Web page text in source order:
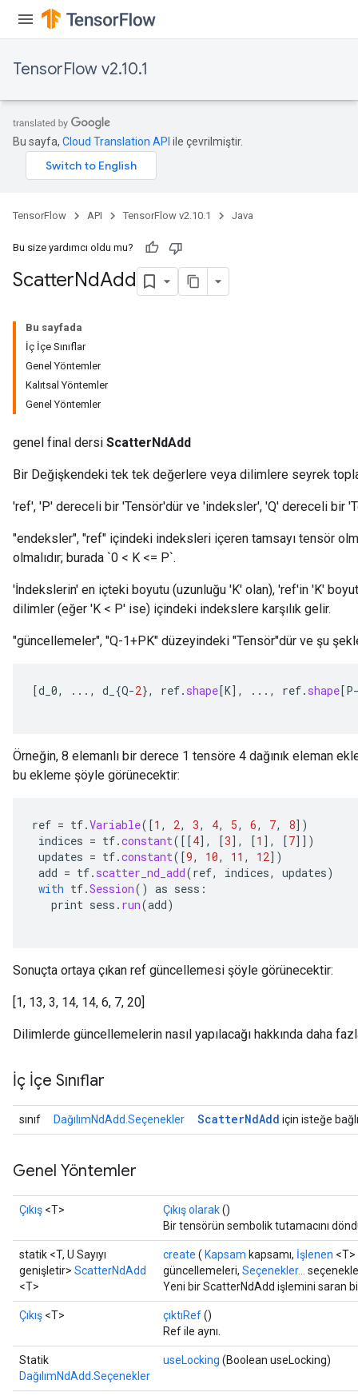
TensorFlow v2.10.1
Bu sayfa, Cloud Translation API ile çevrilmiştir.
TensorFlow API TensorFlow v2.10.1 Java
Bu size yardımcı oldu mu?
ScatterNdAdd
Bu sayfada
İç İçe Sınıflar
Genel Yöntemler
Kalıtsal Yöntemler
Genel Yöntemler
genel final dersi ScatterNdAdd
Bir Değişkendeki tek tek değerlere veya dilimlere seyrek
'ref', 'P' dereceli bir 'Tensör'dür ve 'indeksler', 'Q' dereceli bir
"endeksler", "ref" içindeki indeksleri içeren tamsayı tensör
olmalıdır; burada `0 < K <= P`.
'İndekslerin' en içteki boyutu (uzunluğu 'K' olan), 'ref'in 'K'
dilimler (eğer 'K < P' ise) içindeki indekslere karşılık gelir.
"güncellemeler", "Q-1+PK" düzeyindeki "Tensör"dür ve şu
[d_0, ..., d_ {Q-2}, ref. shape[K] , ..., ref. shape[P
Örneğin, 8 elemanlı bir derece 1 tensöre 4 dağınık eleman
bu ekleme şöyle görünecektir:
ref = tf.Variable( [1 , 2, 3, 4, 5, 6, 7, 8] )
indices = tf.constant( [[4] , [3] , [1 ] , [7]] )
updates = tf.constant( [9, 10, 11 , 12] )
add = tf. scatter_nd_add(ref, indices, updates)
with tf.Session() as sess :
print sess . run(add)
Sonuçta ortaya çıkan ref güncellemesi şöyle görünecektir:
[1, 13, 3, 14, 14, 6, 7, 20]
Dilimlerde güncellemelerin nasıl yapılacağı hakkında daha
İç İçe Sınıflar
sınıf DağılımNdAdd.Seçenekler ScatterNdAdd için isteğe
Genel Yöntemler
Çıkış <T> Çıkış olarak()
Bir tensörün sembolik tutamacını
statik <T, U Sayıyı
genişletir> ScatterNdAdd
<T>
create ( Kapsam kapsamı, İşlenen
güncellemeleri, Seçenekler...
Yeni bir ScatterNdAdd işlemini saran
Çıkış <T> çıktıRef()
Ref ile aynı.
Statik
DağılımNdAdd.Seçenekler
useLocking (Boolean useLocking)